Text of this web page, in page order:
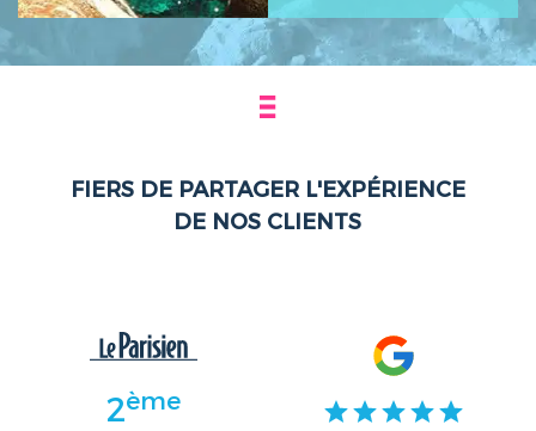
FIERS DE PARTAGER L'EXPÉRIENCE
DE NOS CLIENTS
2ème